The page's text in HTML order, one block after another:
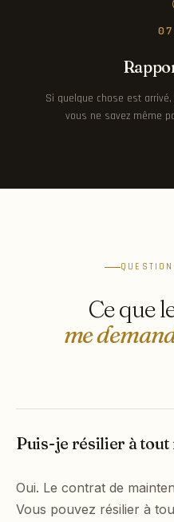
Si quelque chose est
vous ne savez même
Ce que
me
Puis-je résilier à tout
Oui. Le contrat de
Vous pouvez résilier à